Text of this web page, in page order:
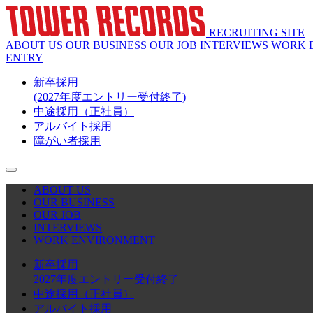
RECRUITING SITE
ABOUT US OUR BUSINESS OUR JOB INTERVIEWS WORK
ENTRY
新卒採用
(2027年度エントリー受付終了)
中途採用（正社員）
アルバイト採用
障がい者採用
ABOUT US
OUR BUSINESS
OUR JOB
INTERVIEWS
WORK ENVIRONMENT
新卒採用
2027年度エントリー受付終了
中途採用（正社員）
アルバイト採用